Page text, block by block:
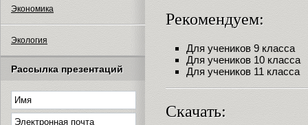
Экономика
Экология
Рассылка презентаций
Рекомендуем:
Для учеников 9 класса
Для учеников 10 класса
Для учеников 11 класса
Скачать: